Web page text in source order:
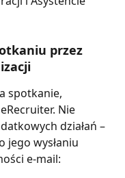
przez
spotkanie,
Nie
działań –
jego wysłaniu
e-mail: